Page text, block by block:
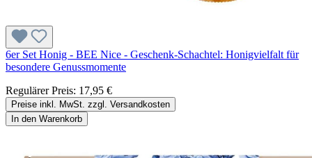
6er Set Honig - BEE Nice - Geschenk-Schachtel: Honigvielfalt für
besondere Genussmomente
Regulärer Preis: 17,95 €
Preise inkl. MwSt. zzgl. Versandkosten
In den Warenkorb